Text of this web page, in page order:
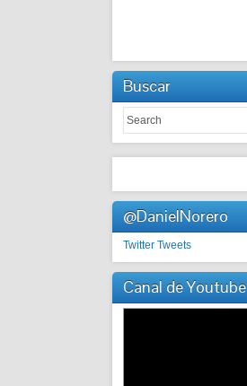
Buscar
@DanielNorero
Twitter Tweets
Canal de Youtube